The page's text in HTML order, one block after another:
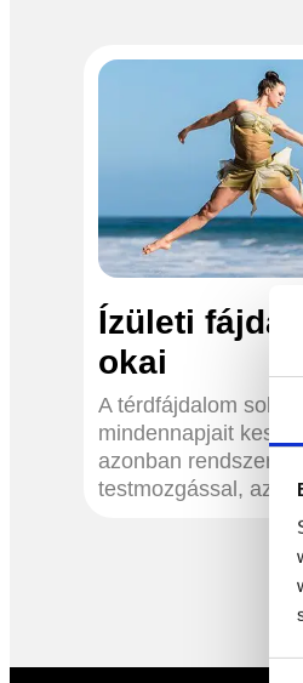
Ízületi
okai
A térdfájdalom sokunk
mindennapjait
azonban rendszeres
testmozgással, az...